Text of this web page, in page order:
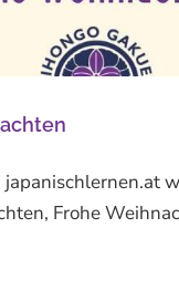
japanischlernen.at
Frohe